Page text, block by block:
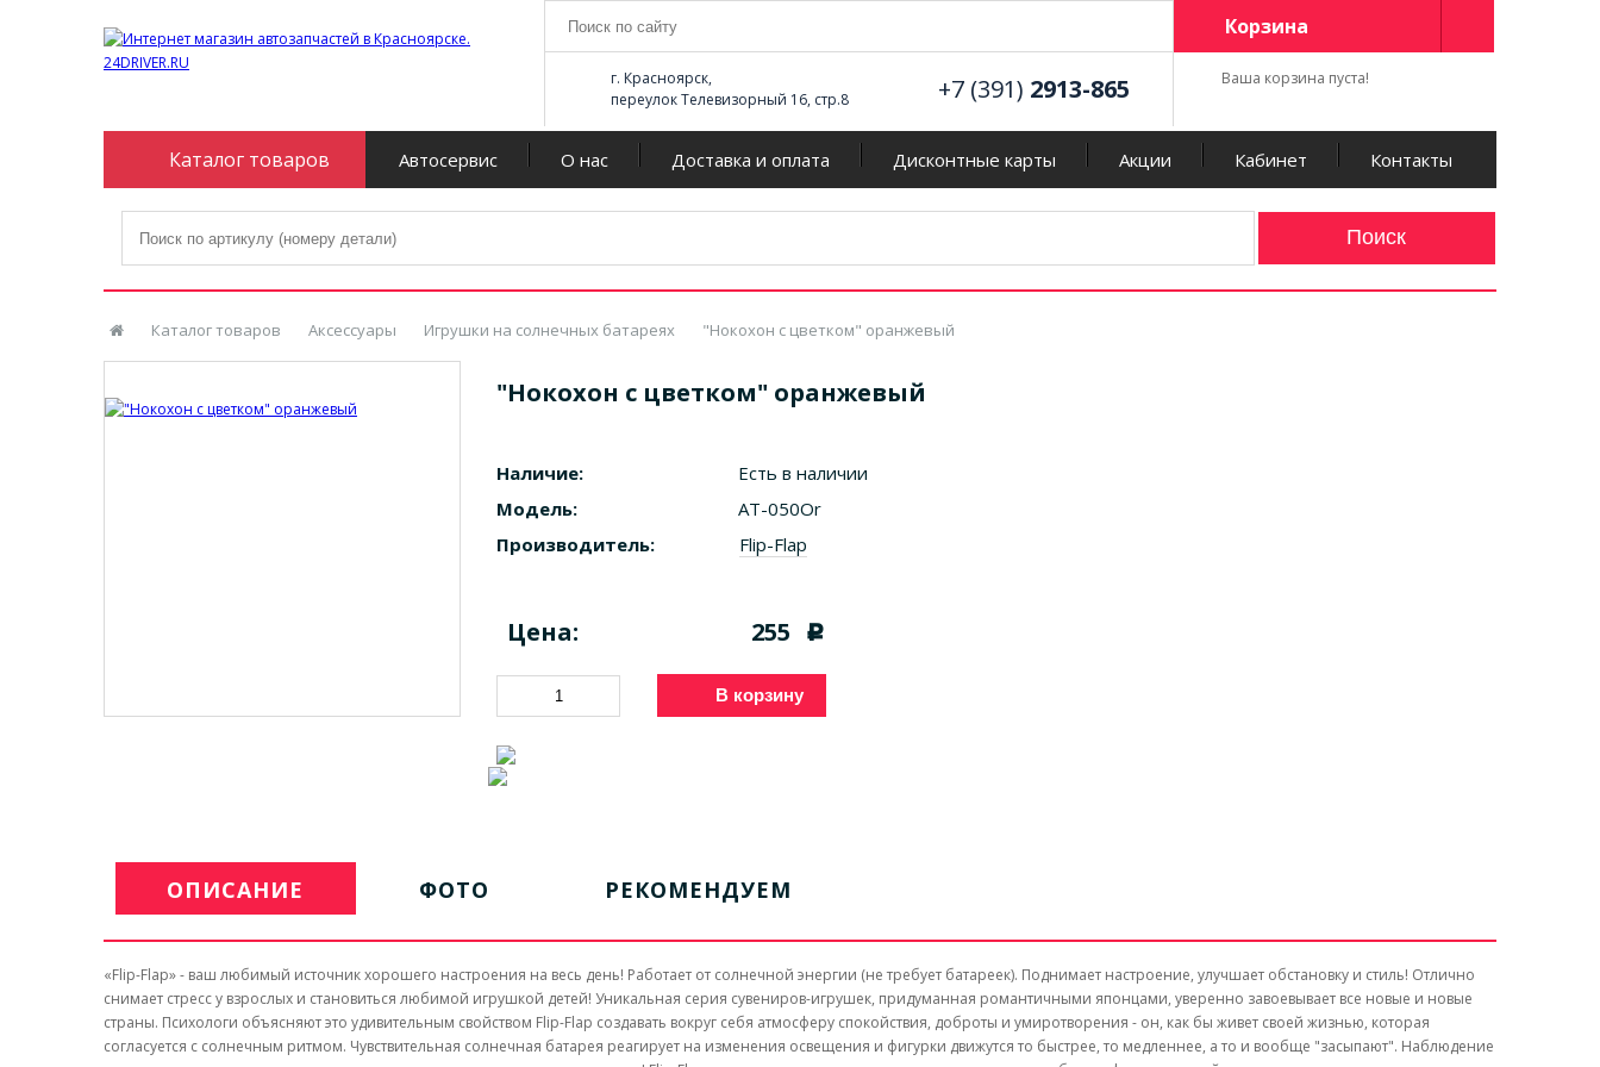
г. Красноярск,
переулок Телевизорный 16, стр.8
+7 (391) 2913-865
Корзина
Ваша корзина пуста!
Каталог товаров Автосервис О нас Доставка и оплата Дисконтные карты Акции Кабинет Контакты
Каталог товаров Аксессуары Игрушки на солнечных батареях "Нокохон с цветком" оранжевый
"Нокохон с цветком" оранжевый
Наличие:
Есть в наличии
Модель:
AT-050Or
Производитель:
Flip-Flap
Цена: 255 c
В корзину
ОПИСАНИЕ ФОТО РЕКОМЕНДУЕМ
«Flip-Flap» - ваш любимый источник хорошего настроения на весь день! Работает от солнечной энергии (не требует батареек). Поднимает настроение, улучшает обстановку и стиль! Отлично
снимает стресс у взрослых и становиться любимой игрушкой детей! Уникальная серия сувениров-игрушек, придуманная романтичными японцами, уверенно завоевывает все новые и новые
страны. Психологи объясняют это удивительным свойством Flip-Flap создавать вокруг себя атмосферу спокойствия, доброты и умиротворения - он, как бы живет своей жизнью, которая
согласуется с солнечным ритмом. Чувствительная солнечная батарея реагирует на изменения освещения и фигурки движутся то быстрее, то медленнее, а то и вообще "засыпают". Наблюдение